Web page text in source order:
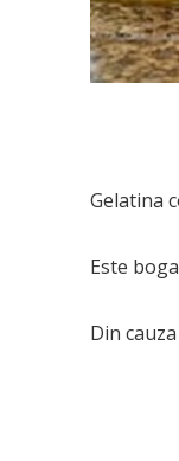
Gelatina
Este
Din